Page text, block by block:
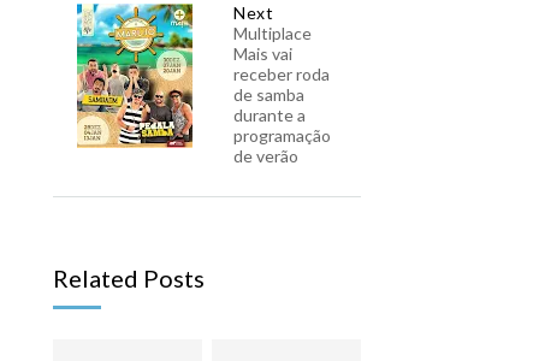
Next
Multiplace
Mais vai
receber roda
de samba
durante a
programação
de verão
Related Posts